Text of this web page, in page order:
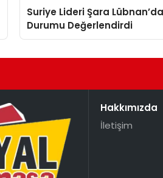
Suriye Lideri Şara
Durumu Değerlendirdi
Hakkımızda
İletişim